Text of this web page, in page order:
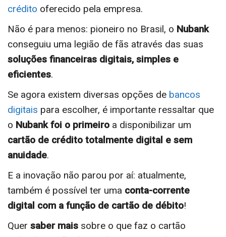
crédito oferecido pela empresa.
Não é para menos: pioneiro no Brasil, o Nubank
conseguiu uma legião de fãs através das suas
soluções financeiras digitais, simples e
eficientes.
Se agora existem diversas opções de bancos
digitais para escolher, é importante ressaltar que
o Nubank foi o primeiro a disponibilizar um
cartão de crédito totalmente digital e sem
anuidade.
E a inovação não parou por aí: atualmente,
também é possível ter uma conta-corrente
digital com a função de cartão de débito!
Quer saber mais sobre o que faz o cartão